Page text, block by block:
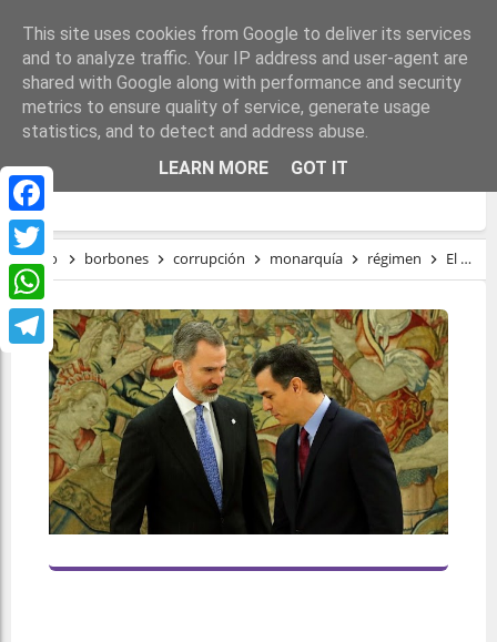
Facebook
Twitter
WhatsApp
Telegram
EL SILENCIO DEL REY TRAS EL GOLPE DE
ESTADO
Inicio borbones corrupción monarquía régimen El silencio del Rey tras el golpe de Estado
This site uses cookies from Google to deliver its services
and to analyze traffic. Your IP address and user-agent are
shared with Google along with performance and security
metrics to ensure quality of service, generate usage
statistics, and to detect and address abuse.
LEARN MORE
GOT IT